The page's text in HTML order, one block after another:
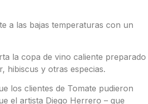
a las bajas temperaturas con un
la copa de vino caliente preparado
hibiscus y otras especias.
los clientes de Tomate pudieron
el artista Diego Herrero – que